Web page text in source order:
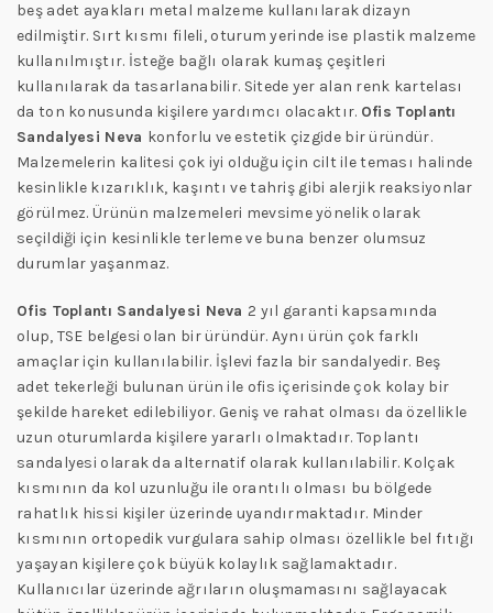
beş adet ayakları metal malzeme kullanılarak dizayn
edilmiştir. Sırt kısmı fileli, oturum yerinde ise plastik malzeme
kullanılmıştır. İsteğe bağlı olarak kumaş çeşitleri
kullanılarak da tasarlanabilir. Sitede yer alan renk kartelası
da ton konusunda kişilere yardımcı olacaktır. Ofis Toplantı
Sandalyesi Neva konforlu ve estetik çizgide bir üründür.
Malzemelerin kalitesi çok iyi olduğu için cilt ile teması halinde
kesinlikle kızarıklık, kaşıntı ve tahriş gibi alerjik reaksiyonlar
görülmez. Ürünün malzemeleri mevsime yönelik olarak
seçildiği için kesinlikle terleme ve buna benzer olumsuz
durumlar yaşanmaz.
Ofis Toplantı Sandalyesi Neva 2 yıl garanti kapsamında
olup, TSE belgesi olan bir üründür. Aynı ürün çok farklı
amaçlar için kullanılabilir. İşlevi fazla bir sandalyedir. Beş
adet tekerleği bulunan ürün ile ofis içerisinde çok kolay bir
şekilde hareket edilebiliyor. Geniş ve rahat olması da özellikle
uzun oturumlarda kişilere yararlı olmaktadır. Toplantı
sandalyesi olarak da alternatif olarak kullanılabilir. Kolçak
kısmının da kol uzunluğu ile orantılı olması bu bölgede
rahatlık hissi kişiler üzerinde uyandırmaktadır. Minder
kısmının ortopedik vurgulara sahip olması özellikle bel fıtığı
yaşayan kişilere çok büyük kolaylık sağlamaktadır.
Kullanıcılar üzerinde ağrıların oluşmamasını sağlayacak